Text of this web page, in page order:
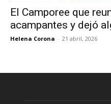
El Camporee que
acampantes y dejó
Helena Corona - 21 abril, 2026